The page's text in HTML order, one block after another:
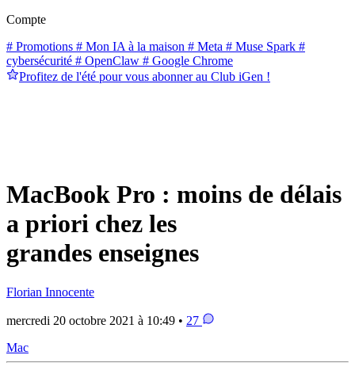
Compte
# Promotions # Mon IA à la maison # Meta # Muse Spark #
cybersécurité # OpenClaw # Google Chrome
Profitez de l'été pour vous abonner au Club iGen !
MacBook Pro : moins de délais
a priori chez les
grandes enseignes
Florian Innocente
mercredi 20 octobre 2021 à 10:49 • 27
Mac